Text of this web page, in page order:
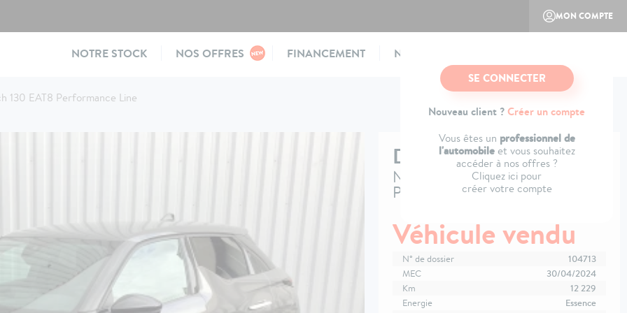
MON COMPTE
SE CONNECTER
Nouveau client ?Créer un compte
Vous êtes un professionnel de
l'automobileet vous souhaitez
accéder à nos offres ?
Cliquez ici pour
créer votre compte
Main
NOTRE STOCK NOS OFFRES FINANCEMENT NOTRE CONCEPT
130 EAT8 Performance Line
DS DS 3
Nouveau PureTech 130 EAT8
Performance Line
Véhicule vendu
N° de dossier
104713
MEC
30/04/2024
Km
12 229
Energie
Essence